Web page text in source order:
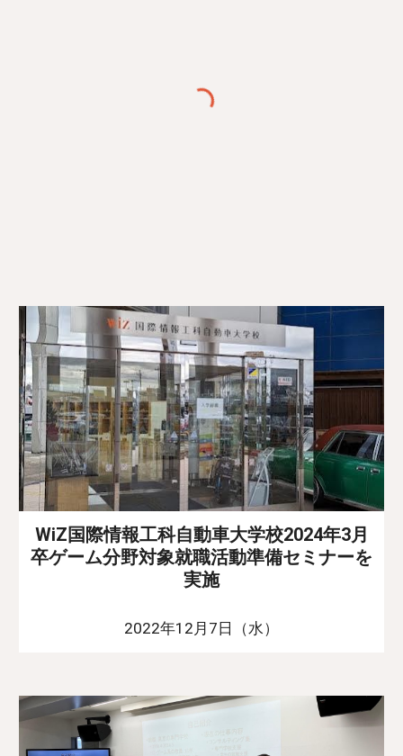
WiZ国際情報工科自動車大学校2024年3月
卒ゲーム分野対象就職活動準備セミナーを
実施
2022年12月7日（水）